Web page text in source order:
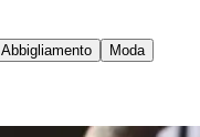
Abbigliamento Moda